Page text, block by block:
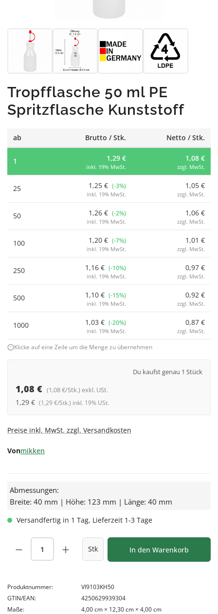
Tropfflasche 50 ml PE
Spritzflasche Kunststoff
ab Brutto / Stk. Netto / Stk.
1 1,29 €
inkl. 19% MwSt.
1,08 €
zzgl. MwSt.
25 1,25 € (-3%)
inkl. 19% MwSt.
1,05 €
zzgl. MwSt.
50 1,26 € (-2%)
inkl. 19% MwSt.
1,06 €
zzgl. MwSt.
100 1,20 € (-7%)
inkl. 19% MwSt.
1,01 €
zzgl. MwSt.
250 1,16 € (-10%)
inkl. 19% MwSt.
0,97 €
zzgl. MwSt.
500 1,10 € (-15%)
inkl. 19% MwSt.
0,92 €
zzgl. MwSt.
1000 1,03 € (-20%)
inkl. 19% MwSt.
0,87 €
zzgl. MwSt.
Klicke auf eine Zeile um die Menge zu übernehmen
Du kaufst genau 1 Stück
1,08 € (1,08 €/Stk.) exkl. USt.
1,29 € (1,29 €/Stk.) inkl. 19% USt.
Preise inkl. MwSt. zzgl. Versandkosten
Vonmikken
Abmessungen:
Breite: 40 mm | Höhe: 123 mm | Länge: 40 mm
Versandfertig in 1 Tag, Lieferzeit 1-3 Tage
Produkt Anzahl: Gib den gewünschten
Stk In den Warenkorb
Produktnummer:
VI9103KH50
GTIN/EAN:
4250629939304
Maße:
4,00 cm × 12,30 cm × 4,00 cm